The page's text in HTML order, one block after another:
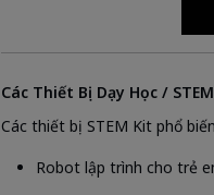
Các Thiết Bị Dạy Học /
Các thiết bị STEM Kit phổ
Robot lập trình cho trẻ